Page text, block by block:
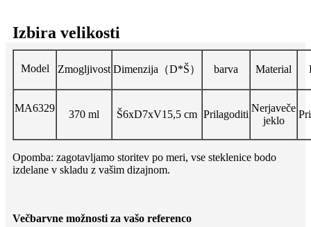
Izbira velikosti
Model Zmogljivost Dimenzija（D*Š） barva Material
MA6329
370 ml Š6xD7xV15,5 cm Prilagoditi
Nerjaveče
jeklo
Opomba: zagotavljamo storitev po meri, vse steklenice bodo
izdelane v skladu z vašim dizajnom.
Večbarvne možnosti za vašo referenco